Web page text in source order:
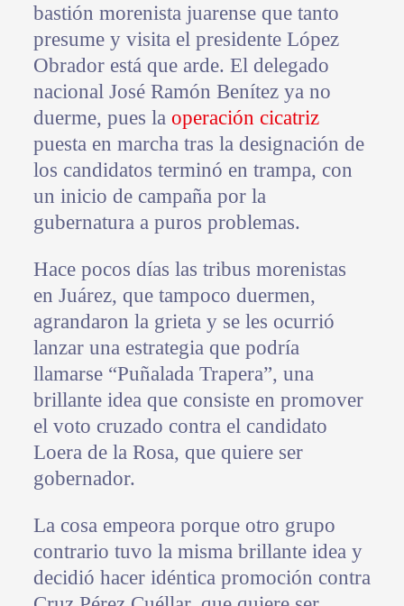
bastión morenista juarense que tanto
presume y visita el presidente López
Obrador está que arde. El delegado
nacional José Ramón Benítez ya no
duerme, pues la operación cicatriz
puesta en marcha tras la designación de
los candidatos terminó en trampa, con
un inicio de campaña por la
gubernatura a puros problemas.
Hace pocos días las tribus morenistas
en Juárez, que tampoco duermen,
agrandaron la grieta y se les ocurrió
lanzar una estrategia que podría
llamarse “Puñalada Trapera”, una
brillante idea que consiste en promover
el voto cruzado contra el candidato
Loera de la Rosa, que quiere ser
gobernador.
La cosa empeora porque otro grupo
contrario tuvo la misma brillante idea y
decidió hacer idéntica promoción contra